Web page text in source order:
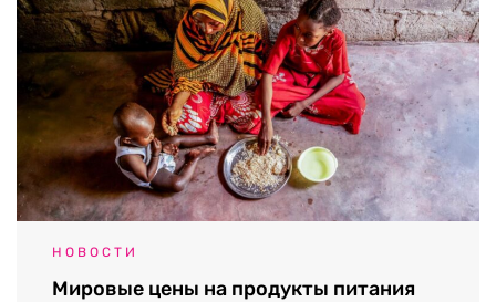
НОВОСТИ
Мировые цены на продукты питания